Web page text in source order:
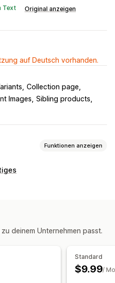
Text Original anzeigen
auf Deutsch vorhanden.
Collection page
Images Sibling products
Funktionen anzeigen
Automatische Updates
deinem Unternehmen passt.
Standard
$9.99/